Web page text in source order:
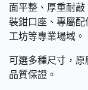
面平整、厚重耐
裝鉗口座、專屬
工坊等專業場域。
可選多種尺寸，
品質保證。